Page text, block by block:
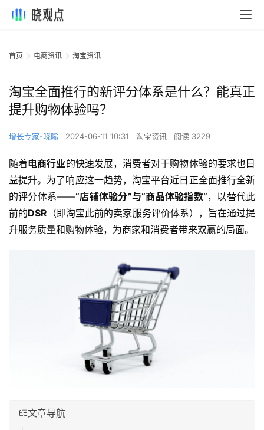
首页 电商资讯 淘宝资讯
淘宝全面推行的新评分体系是什么？能真正
提升购物体验吗？
增长专家-晓晞 2024-06-11 10:31 淘宝资讯 阅读 3229
随着电商行业的快速发展，消费者对于购物体验的要求也日
益提升。为了响应这一趋势，淘宝平台近日正全面推行全新
的评分体系——“店铺体验分”与“商品体验指数”，以替代此
前的DSR （即淘宝此前的卖家服务评价体系），旨在通过提
升服务质量和购物体验，为商家和消费者带来双赢的局面。
文章导航